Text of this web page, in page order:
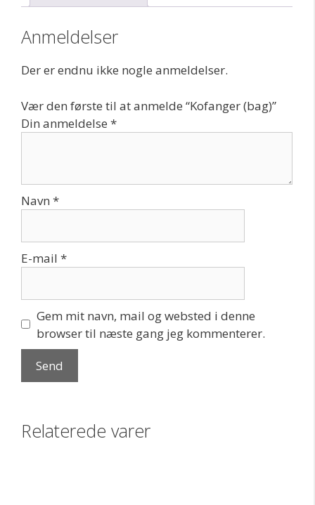
Anmeldelser
Der er endnu ikke nogle anmeldelser.
Vær den første til at anmelde “Kofanger (bag)”
Din anmeldelse *
Navn *
E-mail *
Gem mit navn, mail og websted i denne
browser til næste gang jeg kommenterer.
Relaterede varer